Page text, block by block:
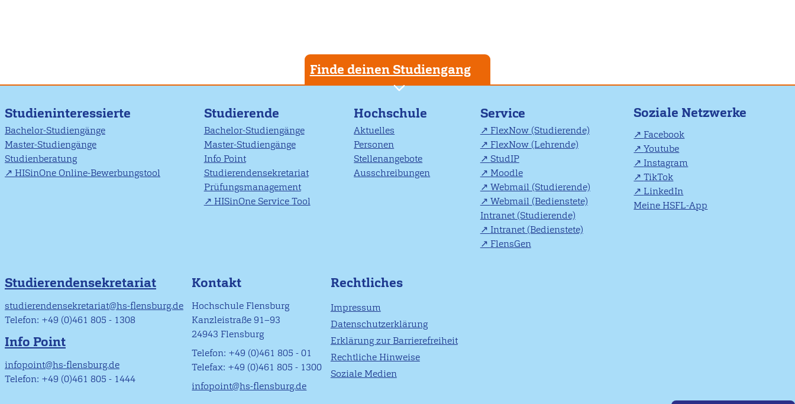
Finde deinen Studiengang
Studieninteressierte
Bachelor-Studiengänge
Master-Studiengänge
Studienberatung
HISinOne Online-Bewerbungstool
Studierende
Bachelor-Studiengänge
Master-Studiengänge
Info Point
Studierendensekretariat
Prüfungsmanagement
HISinOne Service Tool
Hochschule
Aktuelles
Personen
Stellenangebote
Ausschreibungen
Service
FlexNow (Studierende)
FlexNow (Lehrende)
StudIP
Moodle
Webmail (Studierende)
Webmail (Bedienstete)
Intranet (Studierende)
Intranet (Bedienstete)
FlensGen
Soziale Netzwerke
Facebook
Youtube
Instagram
TikTok
LinkedIn
Meine HSFL-App
Studierendensekretariat
studierendensekretariat@hs-flensburg.de
Telefon: +49 (0)461 805 - 1308
Info Point
infopoint@hs-flensburg.de
Telefon: +49 (0)461 805 - 1444
Kontakt
Hochschule Flensburg
Kanzleistraße 91–93
24943 Flensburg
Telefon: +49 (0)461 805 - 01
Telefax: +49 (0)461 805 - 1300
infopoint@hs-flensburg.de
Rechtliches
Impressum
Datenschutzerklärung
Erklärung zur Barrierefreiheit
Rechtliche Hinweise
Soziale Medien